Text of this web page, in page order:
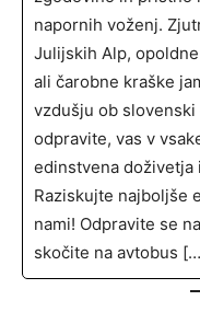
napornih voženj.
Julijskih Alp,
ali čarobne kraške
vzdušju ob slovenski
odpravite, vas v
edinstvena doživetja
Raziskujte najboljše
nami! Odpravite se
skočite na avtobus